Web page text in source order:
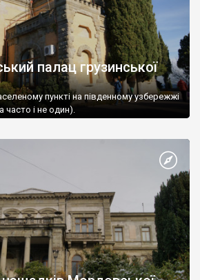
палац грузинської
пункті на південному узбережжі
часто і не один).